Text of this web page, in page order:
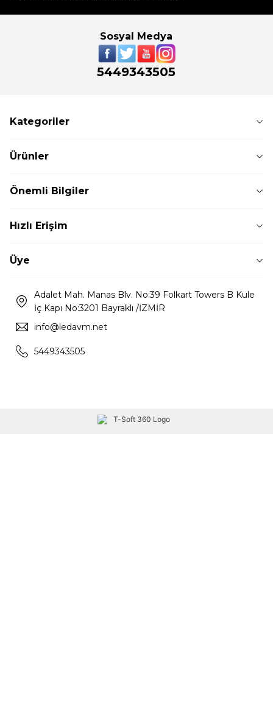
Sosyal Medya
5449343505
Kategoriler
Ürünler
Önemli Bilgiler
Hızlı Erişim
Üye
Adalet Mah. Manas Blv. No:39 Folkart Towers B Kule
İç Kapı No:3201 Bayraklı /İZMİR
info@ledavm.net
5449343505